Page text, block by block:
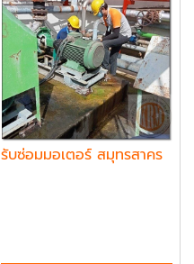
รับซ่อมมอเตอร์ สมุทรสาคร